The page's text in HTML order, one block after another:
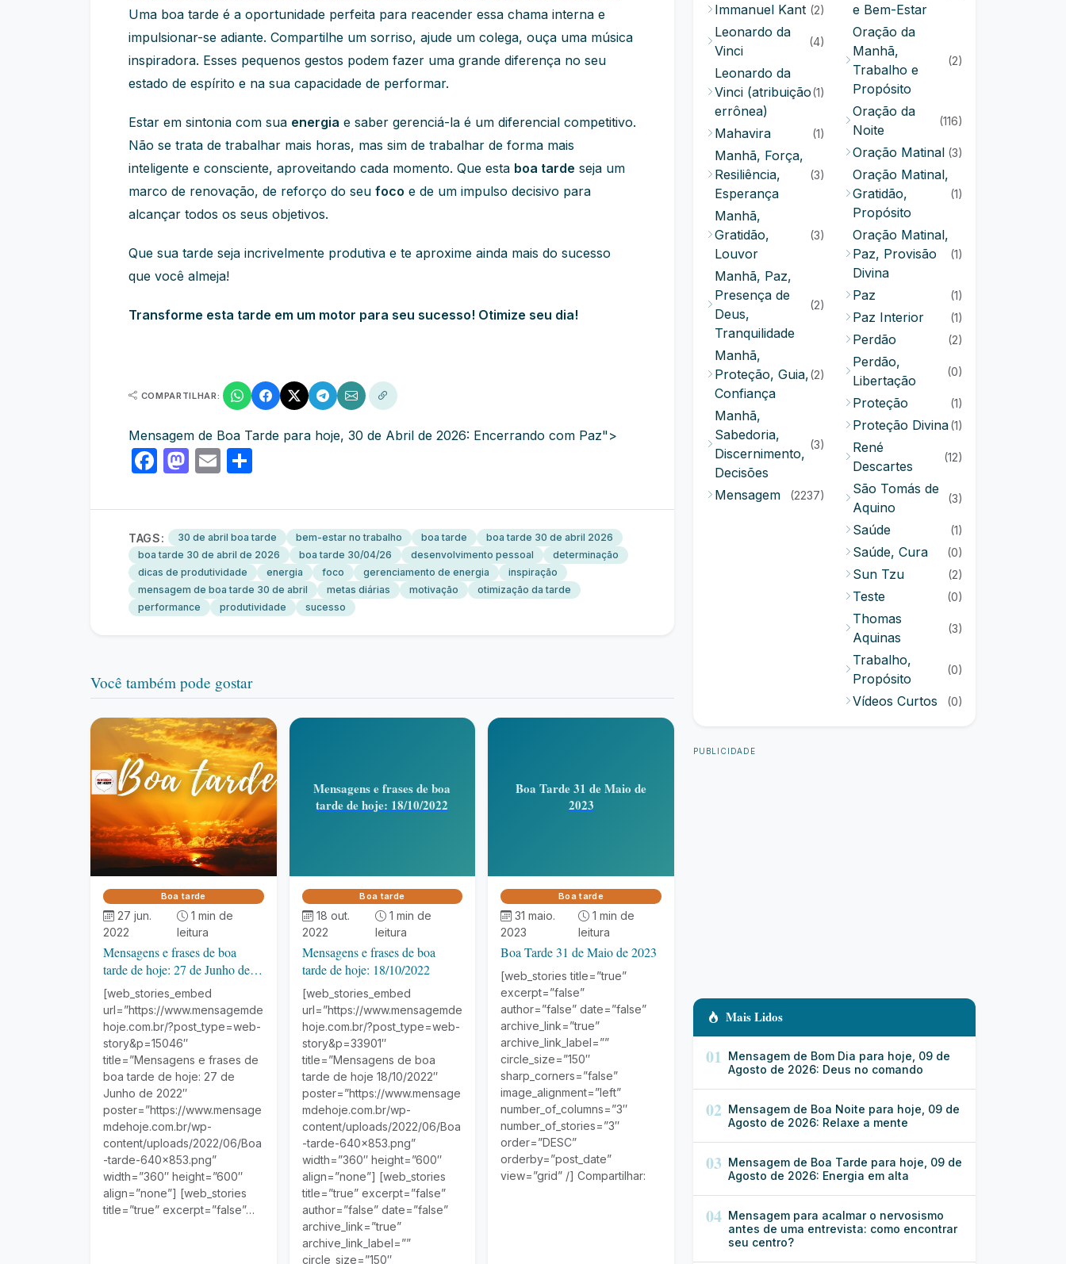
Uma boa tarde é a oportunidade perfeita para reacender essa chama interna e
impulsionar-se adiante. Compartilhe um sorriso, ajude um colega, ouça uma música
inspiradora. Esses pequenos gestos podem fazer uma grande diferença no seu
estado de espírito e na sua capacidade de performar.
Estar em sintonia com sua energia e saber gerenciá-la é um diferencial competitivo.
Não se trata de trabalhar mais horas, mas sim de trabalhar de forma mais
inteligente e consciente, aproveitando cada momento. Que esta boa tarde seja um
marco de renovação, de reforço do seu foco e de um impulso decisivo para
alcançar todos os seus objetivos.
Que sua tarde seja incrivelmente produtiva e te aproxime ainda mais do sucesso
que você almeja!
Transforme esta tarde em um motor para seu sucesso! Otimize seu dia!
COMPARTILHAR:
Mensagem de Boa Tarde para hoje, 30 de Abril de 2026: Encerrando com Paz">
Facebook
Mastodon
Email
TAGS: 30 de abril boa tarde bem-estar no trabalho boa tarde
boa tarde 30 de abril 2026
boa tarde 30 de abril de 2026
boa tarde 30/04/26 desenvolvimento pessoal
determinação
dicas de produtividade
energia foco gerenciamento de energia
inspiração
mensagem de boa tarde 30 de abril
metas diárias motivação
otimização da tarde
performance
produtividade sucesso
Você também pode gostar
Boa tarde
27 jun.
2022
1 min de
leitura
Mensagens e frases de boa
tarde de hoje: 27 de Junho de
2022
[web_stories_embed
url=”https://www.mensagemde
hoje.com.br/?post_type=web-
story&p=15046″
title=”Mensagens e frases de
boa tarde de hoje: 27 de
Junho de 2022″
poster=”https://www.mensage
mdehoje.com.br/wp-
content/uploads/2022/06/Boa
-tarde-640×853.png”
width=”360″ height=”600″
align=”none”] [web_stories
title=”true” excerpt=”false”…
Mensagens e frases de boa
tarde de hoje: 18/10/2022
Boa tarde
18 out.
2022
1 min de
leitura
Mensagens e frases de boa
tarde de hoje: 18/10/2022
[web_stories_embed
url=”https://www.mensagemde
hoje.com.br/?post_type=web-
story&p=33901″
title=”Mensagens de boa
tarde de hoje 18/10/2022″
poster=”https://www.mensage
mdehoje.com.br/wp-
content/uploads/2022/06/Boa
-tarde-640×853.png”
width=”360″ height=”600″
align=”none”] [web_stories
title=”true” excerpt=”false”
author=”false” date=”false”
archive_link=”true”
archive_link_label=””
circle_size=”150″
Boa Tarde 31 de Maio de
2023
Boa tarde
31 maio.
2023
1 min de
leitura
Boa Tarde 31 de Maio de 2023
[web_stories title=”true”
excerpt=”false”
author=”false” date=”false”
archive_link=”true”
archive_link_label=””
circle_size=”150″
sharp_corners=”false”
image_alignment=”left”
number_of_columns=”3″
number_of_stories=”3″
order=”DESC”
orderby=”post_date”
view=”grid” /] Compartilhar:
Immanuel Kant (2)
Leonardo da
Vinci
(4)
Leonardo da
Vinci (atribuição
errônea)
(1)
Mahavira (1)
Manhã, Força,
Resiliência,
Esperança
(3)
Manhã,
Gratidão,
Louvor
(3)
Manhã, Paz,
Presença de
Deus,
Tranquilidade
(2)
Manhã,
Proteção, Guia,
Confiança
(2)
Manhã,
Sabedoria,
Discernimento,
Decisões
(3)
Mensagem (2237)
e Bem-Estar
Oração da
Manhã,
Trabalho e
Propósito
(2)
Oração da
Noite
(116)
Oração Matinal (3)
Oração Matinal,
Gratidão,
Propósito
(1)
Oração Matinal,
Paz, Provisão
Divina
(1)
Paz (1)
Paz Interior (1)
Perdão (2)
Perdão,
Libertação
(0)
Proteção (1)
Proteção Divina(1)
René
Descartes
(12)
São Tomás de
Aquino
(3)
Saúde (1)
Saúde, Cura (0)
Sun Tzu (2)
Teste (0)
Thomas
Aquinas
(3)
Trabalho,
Propósito
(0)
Vídeos Curtos (0)
PUBLICIDADE
Mais Lidos
01 Mensagem de Bom Dia para hoje, 09 de
Agosto de 2026: Deus no comando
02 Mensagem de Boa Noite para hoje, 09 de
Agosto de 2026: Relaxe a mente
03 Mensagem de Boa Tarde para hoje, 09 de
Agosto de 2026: Energia em alta
04 Mensagem para acalmar o nervosismo
antes de uma entrevista: como encontrar
seu centro?